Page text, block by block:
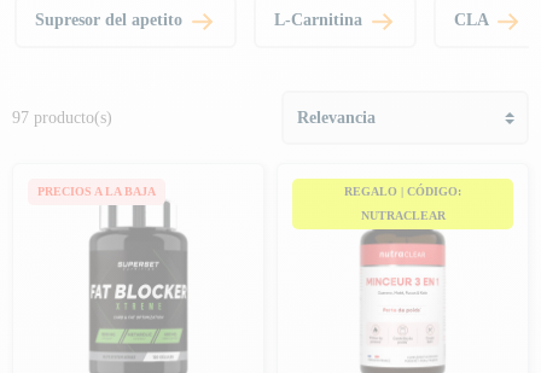
son eficaces para controlar su peso y se convertirán en sus
Supresor del apetito L-Carnitina CLA
97 producto(s)
PRECIOS A LA BAJA
REGALO | CÓDIGO:
NUTRACLEAR